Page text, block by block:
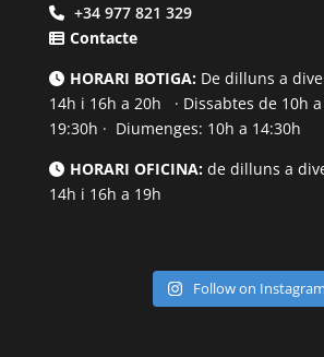
+34 977 821 329
Contacte
HORARI BOTIGA:De dilluns a
14h i 16h a 20h · Dissabtes de 10h
19:30h · Diumenges: 10h a 14:30h
HORARI OFICINA:de dilluns a
14h i 16h a 19h
Follow on Instagram